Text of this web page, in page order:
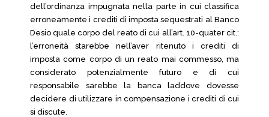
dell’ordinanza impugnata nella parte in cui classifica
erroneamente i crediti di imposta sequestrati al Banco
Desio quale corpo del reato di cui all’art. 10-quater cit.:
l’erroneità starebbe nell’aver ritenuto i crediti di
imposta come corpo di un reato mai commesso, ma
considerato potenzialmente futuro e di cui
responsabile sarebbe la banca laddove dovesse
decidere di utilizzare in compensazione i crediti di cui
si discute.